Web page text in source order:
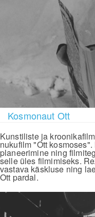
Kosmonaut Ott
Kunstiliste ja
nukufilm "Ott
planeerimine ning
selle üles filmimiseks.
vastava käskluse ning
Ott pardal.